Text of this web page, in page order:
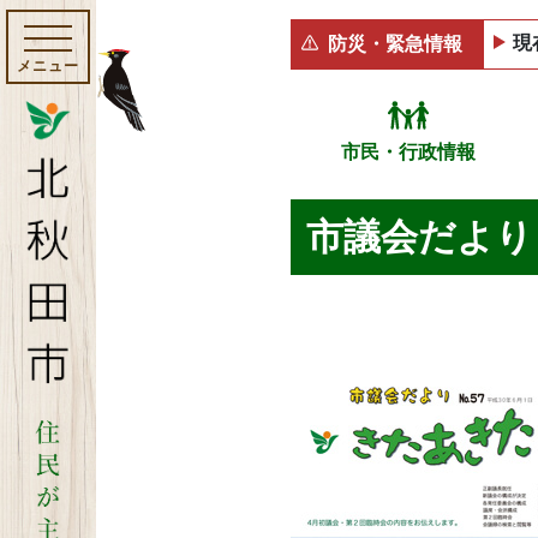
メニュー
防災・緊急情報 現
市民・行政情報
市議会だよ